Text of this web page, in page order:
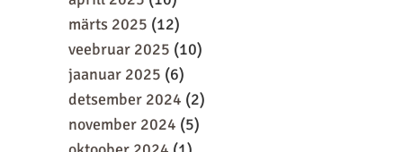
märts 2025 (12)
veebruar 2025 (10)
jaanuar 2025 (6)
detsember 2024 (2)
november 2024 (5)